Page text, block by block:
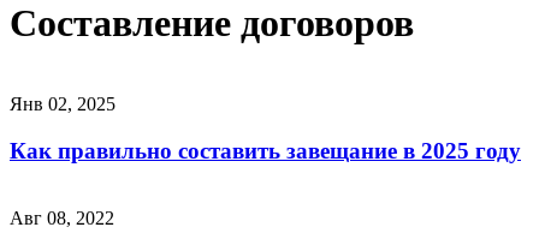
Составление договоров
Янв 02, 2025
Как правильно составить завещание в 2025 году
Авг 08, 2022